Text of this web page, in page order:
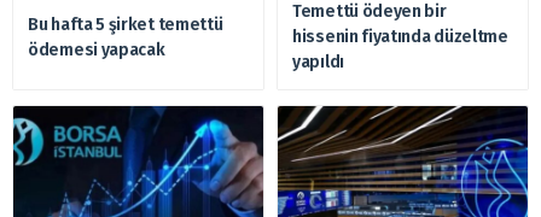
Bu hafta 5 şirket temettü
ödemesi yapacak
Temettü ödeyen bir
hissenin fiyatında düzeltme
yapıldı